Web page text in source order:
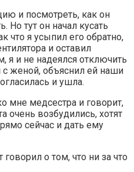
и посмотреть, как он
Но тут он начал кусать
что я усыпил его обратно,
и оставил
я и не надеялся отключить
с женой, объяснил ей наши
и ушла.
мне медсестра и говорит,
очень возбудились, хотят
сейчас и дать ему
о том, что ни за что